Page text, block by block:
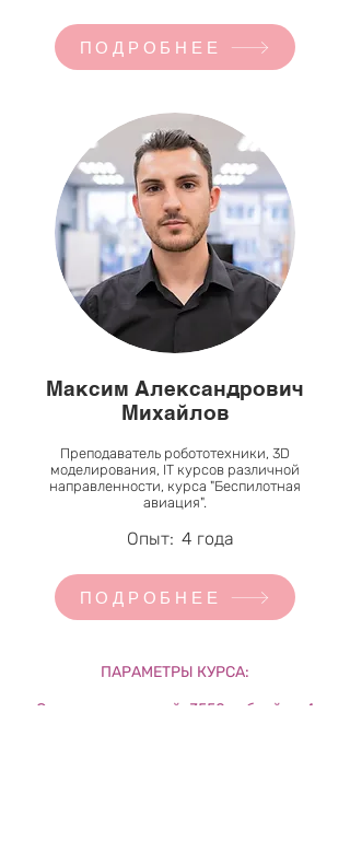
ПОДРОБНЕЕ
Максим Александрович
Михайлов
Преподаватель робототехники, 3D
моделирования, IT курсов различной
направленности, курса "Беспилотная
авиация".
Опыт: 4 года
ПОДРОБНЕЕ
ПАРАМЕТРЫ КУРСА:
Стоимость занятий: 3550 рублей за 4